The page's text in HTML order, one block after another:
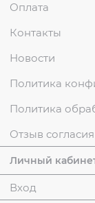
Оплата
Контакты
Новости
Политика
Политика
Отзыв
Личный
Вход